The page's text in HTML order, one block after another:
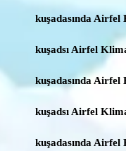
kuşadasında Airfel
kuşadsı Airfel
kuşadasında
kuşadsı Airfel
kuşadasında